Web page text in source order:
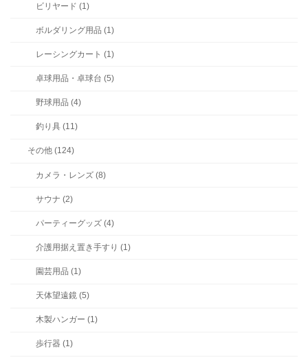
ビリヤード (1)
ボルダリング用品 (1)
レーシングカート (1)
卓球用品・卓球台 (5)
野球用品 (4)
釣り具 (11)
その他 (124)
カメラ・レンズ (8)
サウナ (2)
パーティーグッズ (4)
介護用据え置き手すり (1)
園芸用品 (1)
天体望遠鏡 (5)
木製ハンガー (1)
歩行器 (1)